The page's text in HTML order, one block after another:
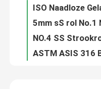
Fabrieksreis
Kwaliteitscontrole
5mm sS rol No.1